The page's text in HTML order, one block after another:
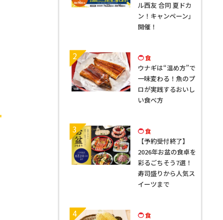
ル西友 合同 夏ドカ
ン！キャンペーン」
開催！
2 食
ウナギは“温め方”で
一味変わる！魚のプ
ロが実践するおいし
い食べ方
3 食
【予約受付終了】
2026年お盆の食卓を
彩るごちそう7選！
寿司盛りから人気ス
イーツまで
4 食